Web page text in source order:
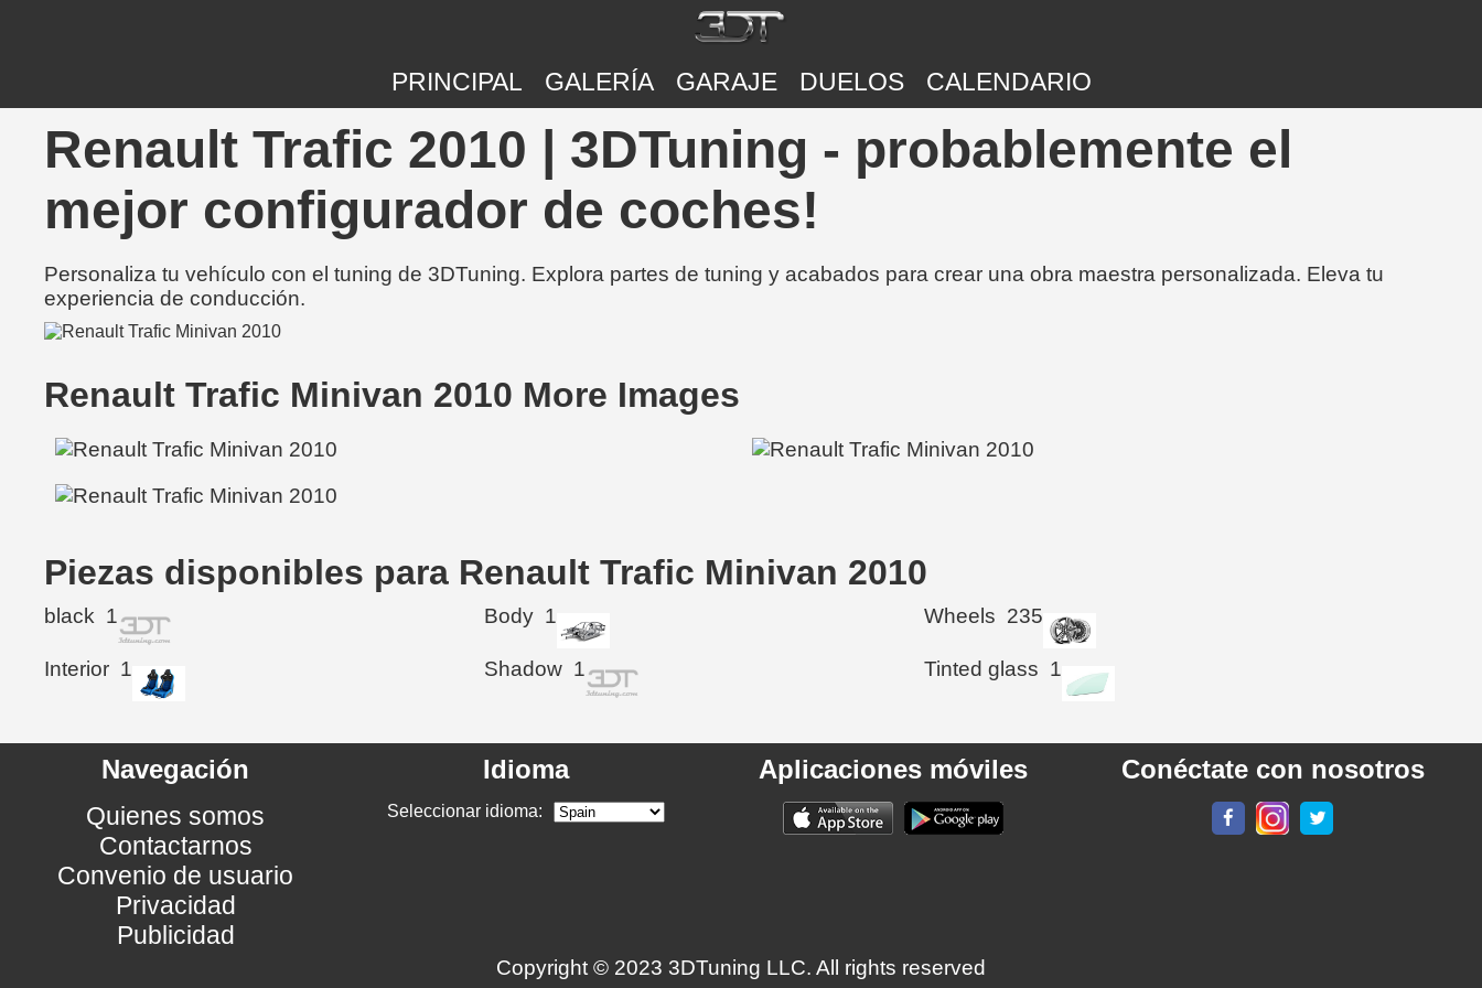
PRINCIPAL GALERÍA GARAJE DUELOS CALENDARIO
Renault Trafic 2010 | 3DTuning - probablemente el
mejor configurador de coches!
Personaliza tu vehículo con el tuning de 3DTuning. Explora partes de tuning y acabados para crear una obra maestra personalizada. Eleva tu
experiencia de conducción.
Renault Trafic Minivan 2010 More Images
Piezas disponibles para Renault Trafic Minivan 2010
black 1 Body 1 Wheels 235
Interior 1 Shadow 1 Tinted glass 1
Navegación
Quienes somos
Contactarnos
Convenio de usuario
Privacidad
Publicidad
Idioma
Seleccionar idioma:
Aplicaciones móviles Conéctate con nosotros
Copyright © 2023 3DTuning LLC. All rights reserved